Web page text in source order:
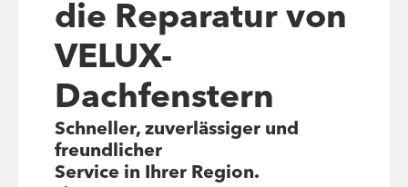
die Reparatur von
VELUX-
Dachfenstern
Schneller, zuverlässiger und
freundlicher
Service in Ihrer Region.